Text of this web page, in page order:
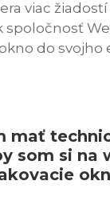
viac žiadostí
spoločnosť
do svojho
mať
som si na